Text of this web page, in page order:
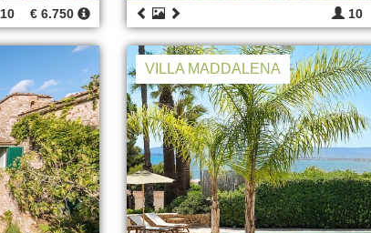
10 € 6.750 10
VILLA MADDALENA